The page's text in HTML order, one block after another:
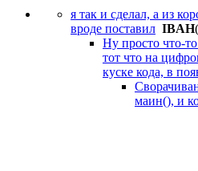
я так и сделал, а из
вроде поставил IBAH
Ну просто что-
тот что на
куске кода, в
маин(), и